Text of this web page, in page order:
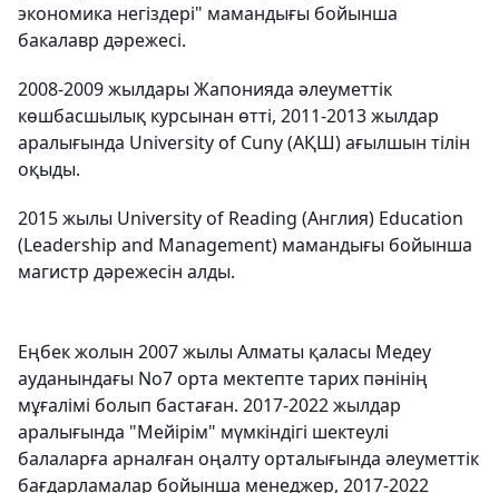
экономика негіздері" мамандығы бойынша
бакалавр дәрежесі.
2008-2009 жылдары Жапонияда әлеуметтік
көшбасшылық курсынан өтті, 2011-2013 жылдар
аралығында University of Cuny (АҚШ) ағылшын тілін
оқыды.
2015 жылы University of Reading (Англия) Education
(Leadership and Management) мамандығы бойынша
магистр дәрежесін алды.
Еңбек жолын 2007 жылы Алматы қаласы Медеу
ауданындағы No7 орта мектепте тарих пәнінің
мұғалімі болып бастаған. 2017-2022 жылдар
аралығында "Мейірім" мүмкіндігі шектеулі
балаларға арналған оңалту орталығында әлеуметтік
бағдарламалар бойынша менеджер, 2017-2022